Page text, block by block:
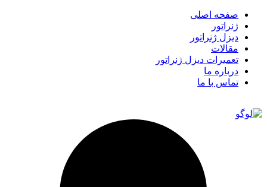
صفحه اصلی
ژنراتور
دیزل ژنراتور
مقالات
تعمیرات دیزل ژنراتور
درباره ما
تماس با ما